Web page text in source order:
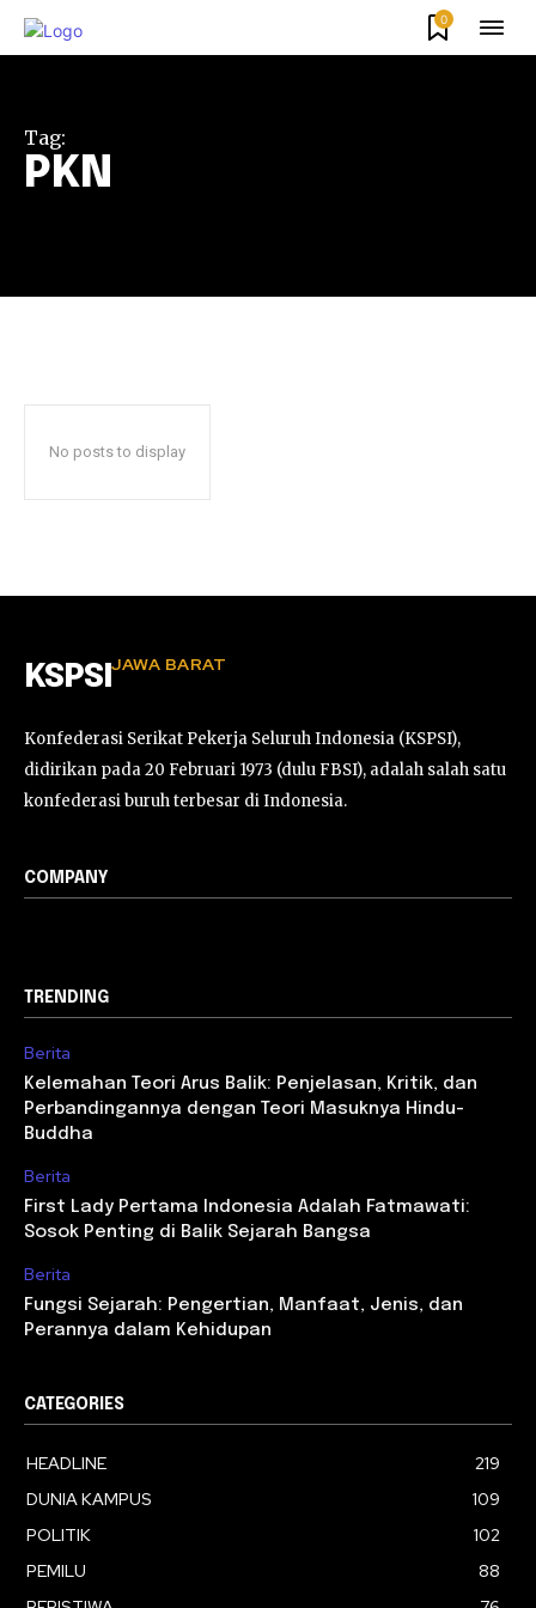
0
Tag:
PKN
No posts to display
KSPSI JAWA BARAT
Konfederasi Serikat Pekerja Seluruh Indonesia (KSPSI),
didirikan pada 20 Februari 1973 (dulu FBSI), adalah salah satu
konfederasi buruh terbesar di Indonesia.
COMPANY
TRENDING
Berita
Kelemahan Teori Arus Balik: Penjelasan, Kritik, dan
Perbandingannya dengan Teori Masuknya Hindu-
Buddha
Berita
First Lady Pertama Indonesia Adalah Fatmawati:
Sosok Penting di Balik Sejarah Bangsa
Berita
Fungsi Sejarah: Pengertian, Manfaat, Jenis, dan
Perannya dalam Kehidupan
CATEGORIES
HEADLINE
219
DUNIA KAMPUS
109
POLITIK
102
PEMILU
88